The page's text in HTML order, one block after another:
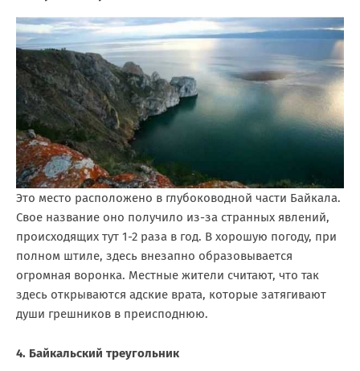
Это место расположено в глубоководной части Байкала.
Свое название оно получило из-за странных явлений,
происходящих тут 1-2 раза в год. В хорошую погоду, при
полном штиле, здесь внезапно образовывается
огромная воронка. Местные жители считают, что так
здесь открываются адские врата, которые затягивают
души грешников в преисподнюю.
4. Байкальский треугольник